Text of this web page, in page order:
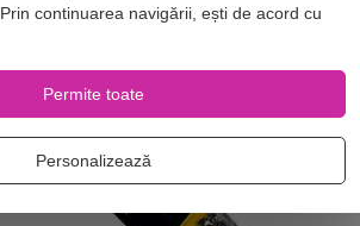
continuarea navigării, ești de acord cu
Permite toate
Personalizează